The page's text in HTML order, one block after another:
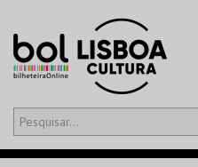
Olá,iniciar sessão